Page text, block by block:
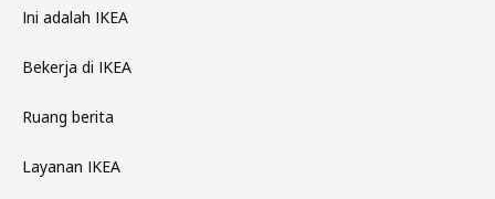
Ini adalah IKEA
Bekerja di IKEA
Ruang berita
Layanan IKEA